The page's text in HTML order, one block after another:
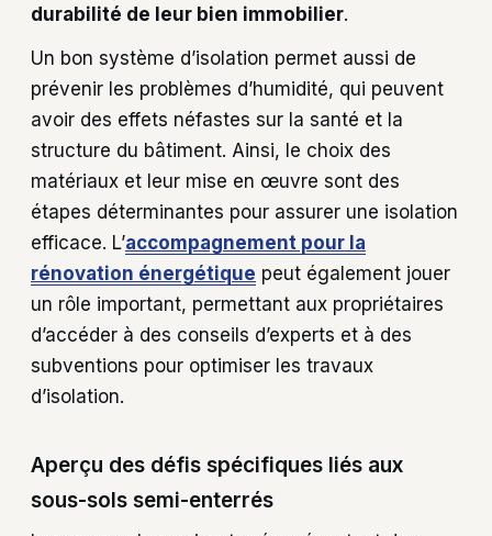
durabilité de leur bien immobilier.
Un bon système d’isolation permet aussi de
prévenir les problèmes d’humidité, qui peuvent
avoir des effets néfastes sur la santé et la
structure du bâtiment. Ainsi, le choix des
matériaux et leur mise en œuvre sont des
étapes déterminantes pour assurer une isolation
efficace. L’accompagnement pour la
rénovation énergétique peut également jouer
un rôle important, permettant aux propriétaires
d’accéder à des conseils d’experts et à des
subventions pour optimiser les travaux
d’isolation.
Aperçu des défis spécifiques liés aux
sous-sols semi-enterrés